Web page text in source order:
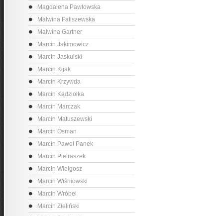
Magdalena Pawłowska
Malwina Faliszewska
Malwina Gartner
Marcin Jakimowicz
Marcin Jaskulski
Marcin Kijak
Marcin Krzywda
Marcin Kądziołka
Marcin Marczak
Marcin Matuszewski
Marcin Osman
Marcin Paweł Panek
Marcin Pietraszek
Marcin Wielgosz
Marcin Wiśniowski
Marcin Wróbel
Marcin Zieliński